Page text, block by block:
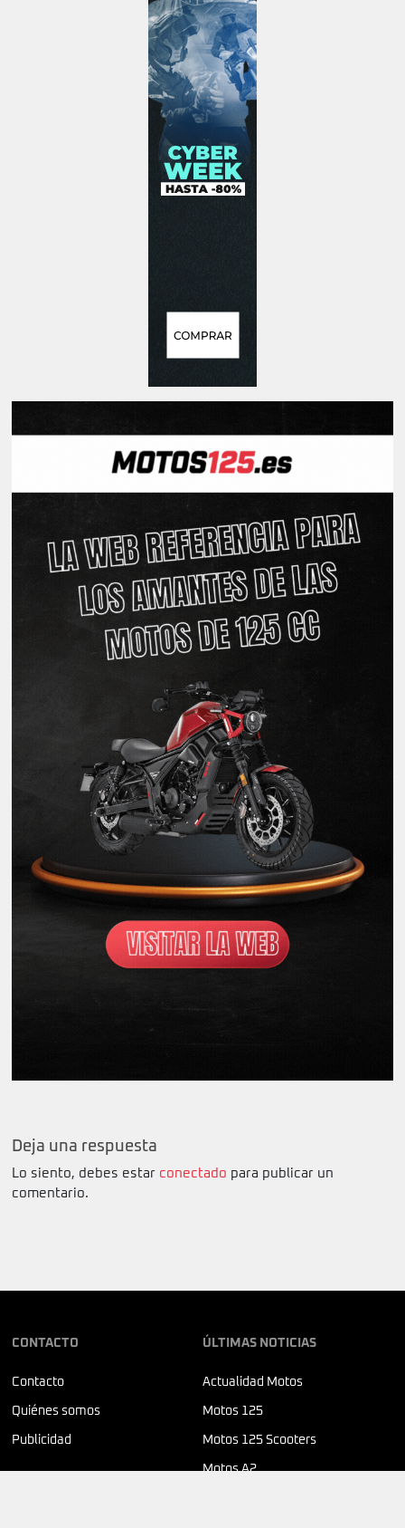
Deja una respuesta
Lo siento, debes estar conectado para publicar un
comentario.
CONTACTO
Contacto
Quiénes somos
Publicidad
ÚLTIMAS NOTICIAS
Actualidad Motos
Motos 125
Motos 125 Scooters
Motos A2